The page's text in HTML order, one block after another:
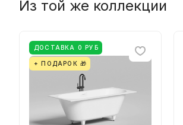
Из той же коллекции
ДОСТАВКА 0 РУБ
+ ПОДАРОК 🎁